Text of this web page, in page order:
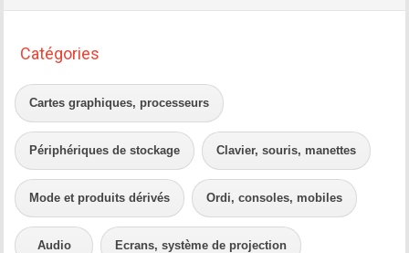
Catégories
Cartes graphiques, processeurs
Périphériques de stockage Clavier, souris, manettes
Mode et produits dérivés Ordi, consoles, mobiles
Audio Ecrans, système de projection